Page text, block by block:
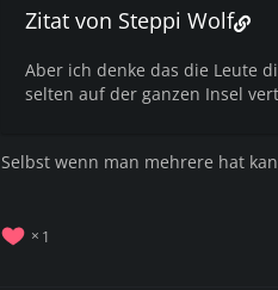
Zitat von Steppi Wolf
Aber ich denke das die Leute
selten auf der ganzen Insel
Selbst wenn man mehrere hat
1